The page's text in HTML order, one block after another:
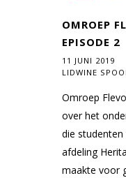
OMROEP
EPISODE 2
11 JUNI 2019
LIDWINE
Omroep
over het
die
afdeling
maakte voor